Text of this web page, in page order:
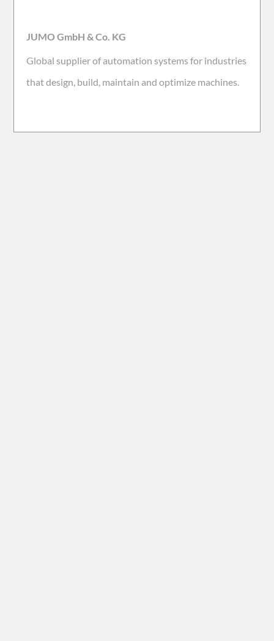
JUMO GmbH & Co. KG
Global supplier of automation systems for industries
that design, build, maintain and optimize machines.